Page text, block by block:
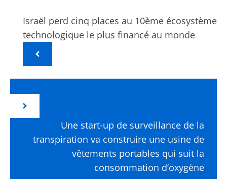
Israël perd cinq places au 10ème écosystème
technologique le plus financé au monde
Une start-up de surveillance de la
transpiration va construire une usine de
vêtements portables qui suit la
consommation d’oxygène